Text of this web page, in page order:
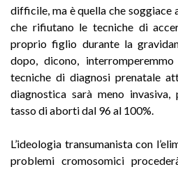
difficile, ma è quella che
che rifiutano le tecniche di
proprio figlio durante la
dopo, dicono,
tecniche di diagnosi prenatale
diagnostica sarà meno
tasso di aborti dal 96 al 100%.
L’ideologia transumanista con
problemi cromosomici